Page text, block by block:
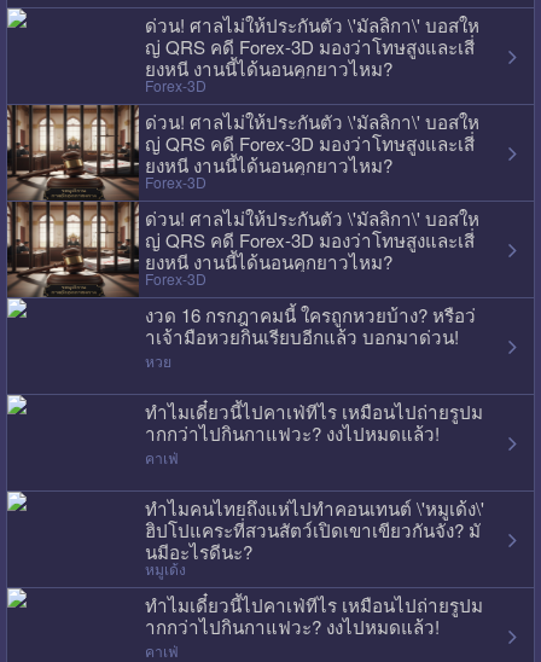
ด่วน! ศาลไม่ให้ประกันตัว \'มัลลิกา\' บอสให
ญ่ QRS คดี Forex-3D มองว่าโทษสูงและเสี่
ยงหนี งานนี้ได้นอนคุกยาวไหม?
Forex-3D
ด่วน! ศาลไม่ให้ประกันตัว \'มัลลิกา\' บอสให
ญ่ QRS คดี Forex-3D มองว่าโทษสูงและเสี่
ยงหนี งานนี้ได้นอนคุกยาวไหม?
Forex-3D
ด่วน! ศาลไม่ให้ประกันตัว \'มัลลิกา\' บอสให
ญ่ QRS คดี Forex-3D มองว่าโทษสูงและเสี่
ยงหนี งานนี้ได้นอนคุกยาวไหม?
Forex-3D
งวด 16 กรกฎาคมนี้ ใครถูกหวยบ้าง? หรือว่
าเจ้ามือหวยกินเรียบอีกแล้ว บอกมาด่วน!
หวย
ทำไมเดี๋ยวนี้ไปคาเฟ่ทีไร เหมือนไปถ่ายรูปม
ากกว่าไปกินกาแฟวะ? งงไปหมดแล้ว!
คาเฟ่
ทำไมคนไทยถึงแห่ไปทำคอนเทนต์ \'หมูเด้ง\'
ฮิปโปแคระที่สวนสัตว์เปิดเขาเขียวกันจัง? มั
นมีอะไรดีนะ?
หมูเด้ง
ทำไมเดี๋ยวนี้ไปคาเฟ่ทีไร เหมือนไปถ่ายรูปม
ากกว่าไปกินกาแฟวะ? งงไปหมดแล้ว!
คาเฟ่